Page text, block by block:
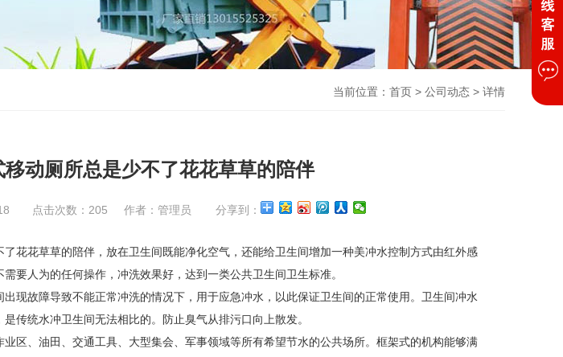
当前位置： 首页 > 公司动态 > 详情
移动厕所总是少不了花花草草的陪伴
18 点击次数： 205 作者：管理员 分享到：
花草草的陪伴，放在卫生间既能净化空气，还能给卫生间增加一种美冲水控制方式由红外感
要人为的任何操作，冲洗效果好，达到一类公共卫生间卫生标准。
故障导致不能正常冲洗的情况下，用于应急冲水，以此保证卫生间的正常使用。卫生间冲水
传统水冲卫生间无法相比的。防止臭气从排污口向上散发。
、油田、交通工具、大型集会、军事领域等所有希望节水的公共场所。框架式的机构能够满